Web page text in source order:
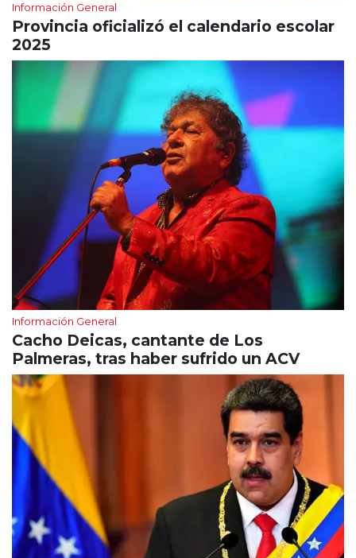
Información General
Provincia oficializó el calendario escolar
2025
Información General
Cacho Deicas, cantante de Los
Palmeras, tras haber sufrido un ACV